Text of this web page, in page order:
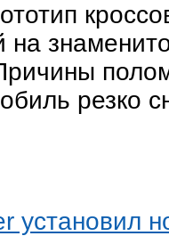
на
резко
установил